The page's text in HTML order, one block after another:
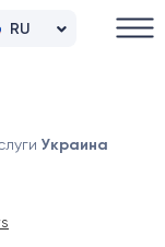
RU
UK
Украина